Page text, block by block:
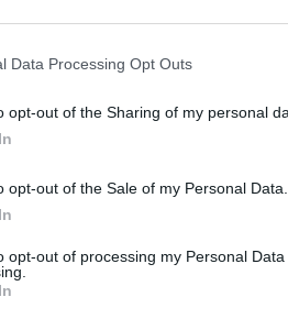
Data Processing Opt Outs
opt-out of the Sharing of my personal
opt-out of the Sale of my Personal Data.
opt-out of processing my Personal
al Foglio: “Urso
Quando lo
Giugno 2024, 15:23